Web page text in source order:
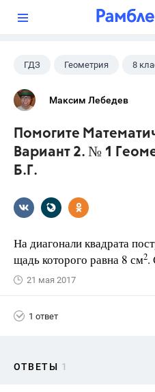
ГДЗ Геометрия 8
Максим Лебедев
Помогите
Вариант 2. № 1
Б.Г.
На диагонали квадрата
щадь которого равна 8 см2.
21 мая 2017
1 ответ
ОТВЕТЫ 1